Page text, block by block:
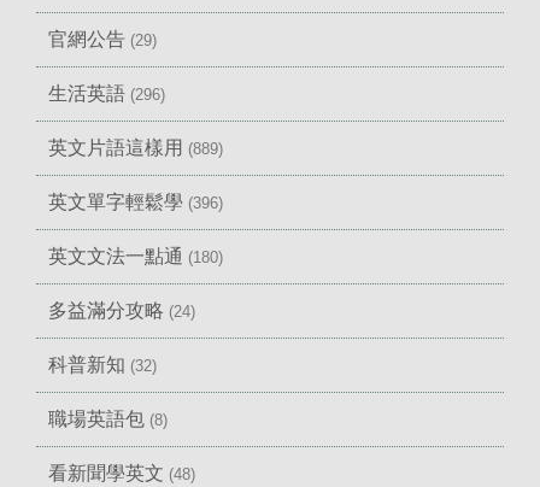
官網公告 (29)
生活英語 (296)
英文片語這樣用 (889)
英文單字輕鬆學 (396)
英文文法一點通 (180)
多益滿分攻略 (24)
科普新知 (32)
職場英語包 (8)
看新聞學英文 (48)